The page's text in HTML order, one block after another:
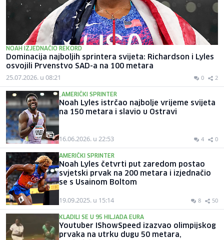
NOAH IZJEDNAČIO REKORD
Dominacija najboljih sprintera svijeta: Richardson i Lyles
osvojili Prvenstvo SAD-a na 100 metara
25.07.2026. u 08:21 0 2
¸AMERIČKI SPRINTER
Noah Lyles istrčao najbolje vrijeme svijeta
na 150 metara i slavio u Ostravi
16.06.2026. u 22:53 4 0
AMERIČKI SPRINTER
Noah Lyles četvrti put zaredom postao
svjetski prvak na 200 metara i izjednačio
se s Usainom Boltom
19.09.2025. u 15:14 8 50
KLADILI SE U 95 HILJADA EURA
Youtuber IShowSpeed izazvao olimpijskog
prvaka na utrku dugu 50 metara,